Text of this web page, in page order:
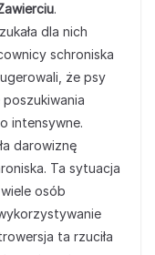
.
dla nich
schroniska
że psy
intensywne.
darowiznę
Ta sytuacja
osób
ta rzuciła